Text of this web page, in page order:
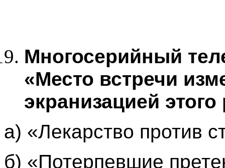
Многосерийный
«Место встречи
экранизацией
а) «Лекарство против
б) «Потерпевшие